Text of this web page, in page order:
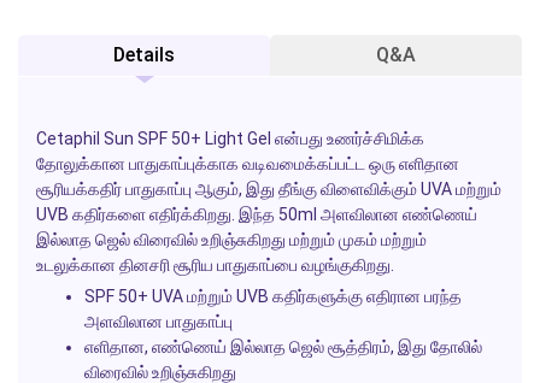
Details Q&A
Cetaphil Sun SPF 50+ Light Gel என்பது உணர்ச்சிமிக்க
தோலுக்கான பாதுகாப்புக்காக வடிவமைக்கப்பட்ட ஒரு எளிதான
சூரியக்கதிர் பாதுகாப்பு ஆகும், இது தீங்கு விளைவிக்கும் UVA மற்றும்
UVB கதிர்களை எதிர்க்கிறது. இந்த 50ml அளவிலான எண்ணெய்
இல்லாத ஜெல் விரைவில் உறிஞ்சுகிறது மற்றும் முகம் மற்றும்
உடலுக்கான தினசரி சூரிய பாதுகாப்பை வழங்குகிறது.
SPF 50+ UVA மற்றும் UVB கதிர்களுக்கு எதிரான பரந்த
அளவிலான பாதுகாப்பு
எளிதான, எண்ணெய் இல்லாத ஜெல் சூத்திரம், இது தோலில்
விரைவில் உறிஞ்சுகிறது